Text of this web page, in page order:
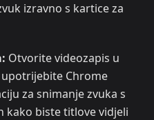
izravno s kartice za
Otvorite videozapis u
Chrome
za snimanje zvuka s
kako biste titlove vidjeli